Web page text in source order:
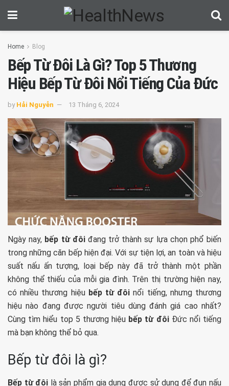
Home Blog
Bếp Từ Đôi Là Gì? Top 5 Thương
Hiệu Bếp Từ Đôi Nổi Tiếng Của Đức
by Hải Nguyễn 13 Tháng 6, 2024
Ngày nay, bếp từ đôiđang trở thành sự lựa chọn phổ biến
trong những căn bếp hiện đại. Với sự tiện lợi, an toàn và hiệu
suất nấu ấn tượng, loại bếp này đã trở thành một phần
không thể thiếu của mỗi gia đình. Trên thị trường hiện nay,
có nhiều thương hiệu bếp từ đôi nổi tiếng, nhưng thương
hiệu nào đang được người tiêu dùng đánh giá cao nhất?
Cùng tìm hiểu top 5 thương hiệu bếp từ đôiĐức nổi tiếng
mà bạn không thể bỏ qua.
Bếp từ đôi là gì?
Bếp từ đôi là sản phẩm gia dụng được sử dụng để đun nấu